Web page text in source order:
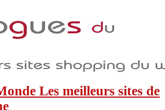
Les meilleurs sites de